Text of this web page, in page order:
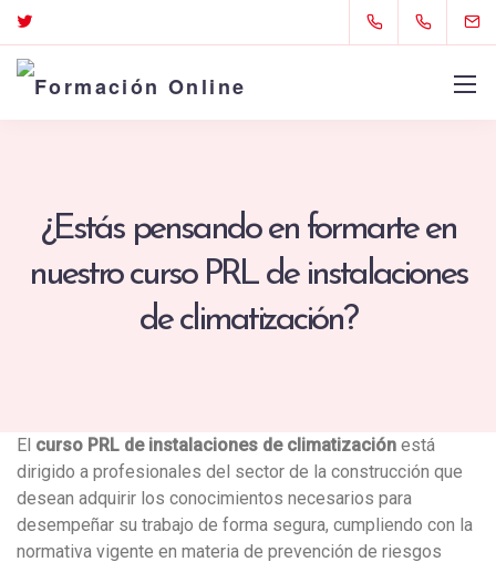
¿Estás pensando en formarte en
nuestro curso PRL de instalaciones
de climatización?
El curso PRL de instalaciones de climatización está
dirigido a profesionales del sector de la construcción que
desean adquirir los conocimientos necesarios para
desempeñar su trabajo de forma segura, cumpliendo con la
normativa vigente en materia de prevención de riesgos